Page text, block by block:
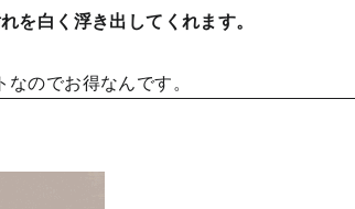
白く浮き出してくれます。
のでお得なんです。